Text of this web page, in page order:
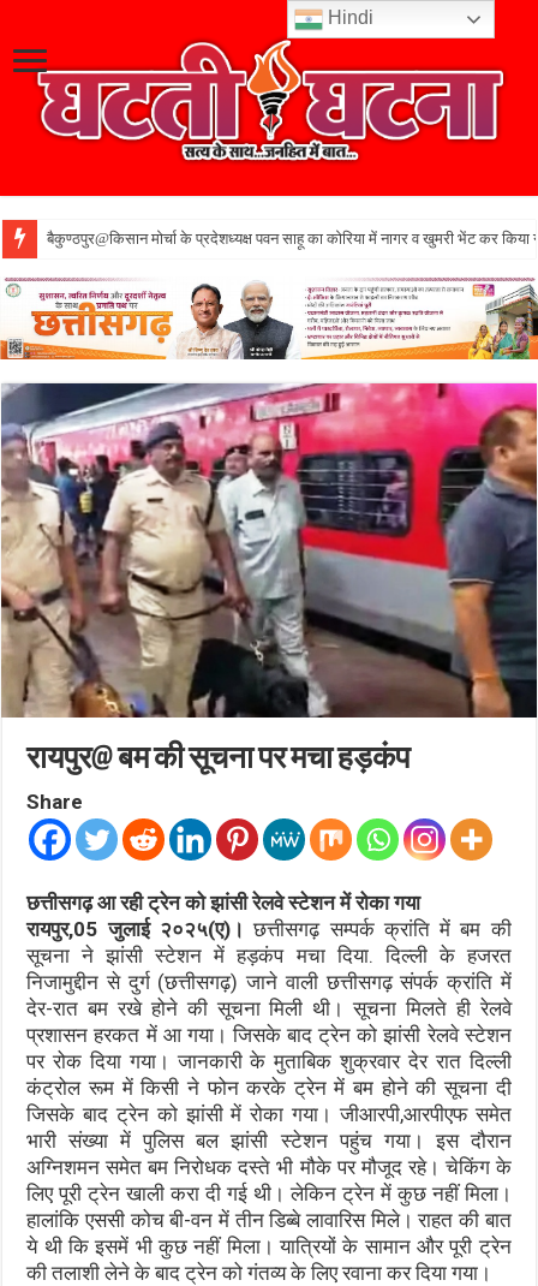
बैकुण्ठपुर@किसान मोर्चा के प्रदेशध्यक्ष पवन साहू का कोरिया में नागर व खुमरी भेंट कर किया
रायपुर@ बम की सूचना पर मचा हड़कंप
Share
छत्तीसगढ़ आ रही ट्रेन को झांसी रेलवे स्टेशन में रोका गया
रायपुर,05 जुलाई २०२५(ए)। छत्तीसगढ़ सम्पर्क क्रांति में बम की
सूचना ने झांसी स्टेशन में हड़कंप मचा दिया. दिल्ली के हजरत
निजामुद्दीन से दुर्ग (छत्तीसगढ़) जाने वाली छत्तीसगढ़ संपर्क क्रांति में
देर-रात बम रखे होने की सूचना मिली थी। सूचना मिलते ही रेलवे
प्रशासन हरकत में आ गया। जिसके बाद ट्रेन को झांसी रेलवे स्टेशन
पर रोक दिया गया। जानकारी के मुताबिक शुक्रवार देर रात दिल्ली
कंट्रोल रूम में किसी ने फोन करके ट्रेन में बम होने की सूचना दी
जिसके बाद ट्रेन को झांसी में रोका गया। जीआरपी,आरपीएफ समेत
भारी संख्या में पुलिस बल झांसी स्टेशन पहुंच गया। इस दौरान
अग्निशमन समेत बम निरोधक दस्ते भी मौके पर मौजूद रहे। चेकिंग के
लिए पूरी ट्रेन खाली करा दी गई थी। लेकिन ट्रेन में कुछ नहीं मिला।
हालांकि एससी कोच बी-वन में तीन डिब्बे लावारिस मिले। राहत की बात
ये थी कि इसमें भी कुछ नहीं मिला। यात्रियों के सामान और पूरी ट्रेन
की तलाशी लेने के बाद ट्रेन को गंतव्य के लिए रवाना कर दिया गया।
Hindi